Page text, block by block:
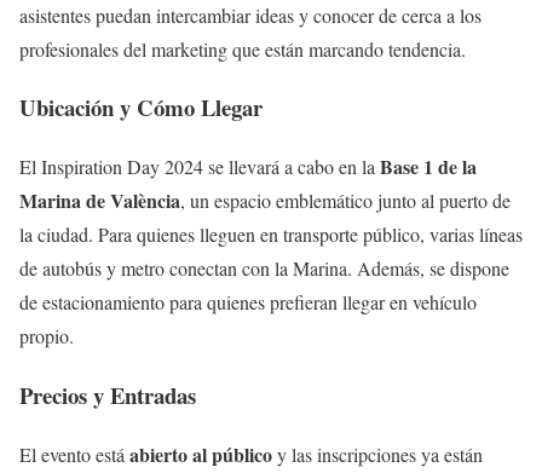
asistentes puedan intercambiar ideas y conocer de cerca a los
profesionales del marketing que están marcando tendencia.
Ubicación y Cómo Llegar
El Inspiration Day 2024 se llevará a cabo en laBase 1 de la
Marina de València, un espacio emblemático junto al puerto de
la ciudad. Para quienes lleguen en transporte público, varias líneas
de autobús y metro conectan con la Marina. Además, se dispone
de estacionamiento para quienes prefieran llegar en vehículo
propio.
Precios y Entradas
El evento está abierto al públicoy las inscripciones ya están